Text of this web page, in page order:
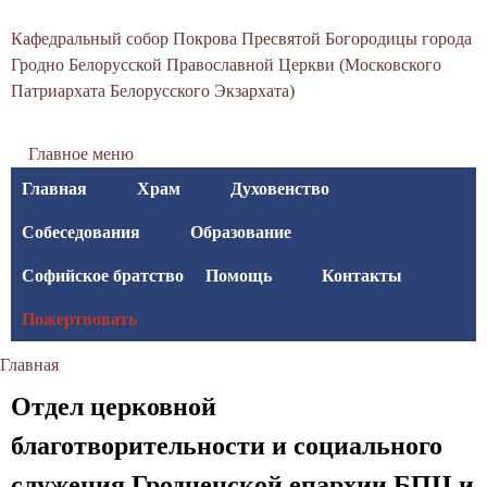
основному
в
я
о
к
р
о
в
Кафедральный собор Покрова Пресвятой Богородицы города
Гродно Белорусской Православной Церкви (Московского
Патриархата Белорусского Экзархата)
Главное меню
Главная
Храм Духовенство
Собеседования Образование
Софийское братство Помощь Контакты
Пожертвовать
здесь
Главная
Отдел церковной
благотворительности и социального